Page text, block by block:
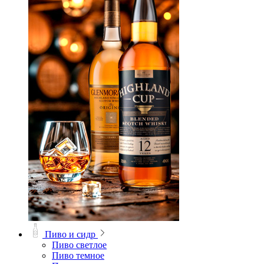
Пиво и сидр
Пиво светлое
Пиво темное